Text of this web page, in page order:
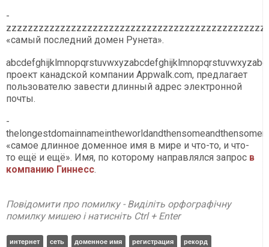
-
«cамый последний домен Рунета».
проект канадской компании Appwalk.com, предлагает
пользователю завести длинный адрес электронной
почты.
-
«самое длинное доменное имя в мире и что-то, и что-
то ещё и ещё». Имя, по которому направлялся запрос в
компанию Гиннесс.
Повідомити про помилку - Виділіть орфографічну
помилку мишею і натисніть Ctrl + Enter
интернет сеть доменное имя регистрация рекорд